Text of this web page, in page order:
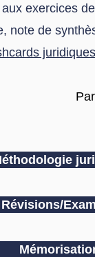
exercices
note de
juridiques
Révisions/